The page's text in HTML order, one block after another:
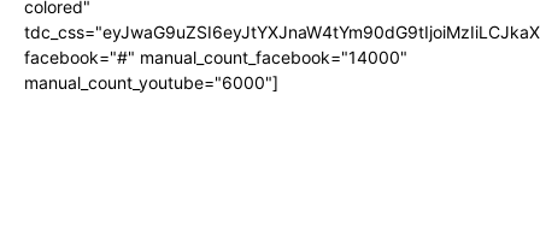
colored"
facebook="#" manual_count_facebook="14000"
manual_count_youtube="6000"]